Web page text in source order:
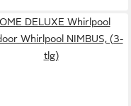
DELUXE Whirlpool
Whirlpool NIMBUS, (3-
tlg)